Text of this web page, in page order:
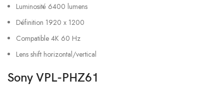
Luminosité 6400 lumens
Définition 1920 x 1200
Compatible 4K 60 Hz
Lens shift horizontal/vertical
Sony VPL-PHZ61